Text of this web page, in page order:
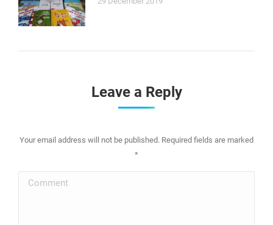
Leave a Reply
Your email address will not be published. Required fields are marked
*
Comment